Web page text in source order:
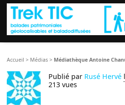
Accueil > Médias > Médiathèque Antoine
Publié par Rusé Hervé
213 vues